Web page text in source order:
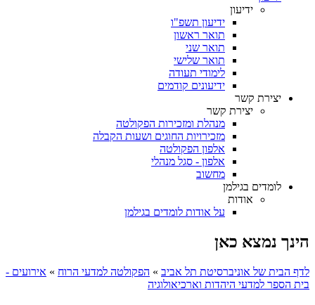
ידיעון
ידיעון תשפ"ו
תואר ראשון
תואר שני
תואר שלישי
לימודי תעודה
ידיעונים קודמים
יצירת קשר
יצירת קשר
מנהלת ומזכירות הפקולטה
מזכירויות החוגים ושעות הקבלה
אלפון הפקולטה
אלפון - סגל מנהלי
מחשוב
לומדים בגילמן
אודות
על אודות לומדים בגילמן
הינך נמצא כאן
לדף הבית של אוניברסיטת תל אביב » הפקולטה למדעי הרוח » אירועים -
בית הספר למדעי היהדות וארכיאולוגיה